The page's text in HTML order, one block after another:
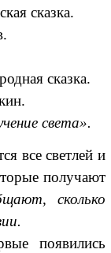
сказка.
сказка.
света».
все светлей и
получают
сколько
появились